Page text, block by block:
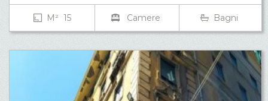
M² 15 Camere Bagni